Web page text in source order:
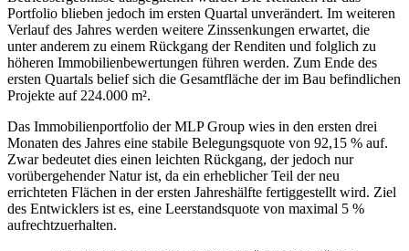
Portfolio blieben jedoch im ersten Quartal unverändert. Im weiteren
Verlauf des Jahres werden weitere Zinssenkungen erwartet, die
unter anderem zu einem Rückgang der Renditen und folglich zu
höheren Immobilienbewertungen führen werden. Zum Ende des
ersten Quartals belief sich die Gesamtfläche der im Bau befindlichen
Projekte auf 224.000 m².
Das Immobilienportfolio der MLP Group wies in den ersten drei
Monaten des Jahres eine stabile Belegungsquote von 92,15 % auf.
Zwar bedeutet dies einen leichten Rückgang, der jedoch nur
vorübergehender Natur ist, da ein erheblicher Teil der neu
errichteten Flächen in der ersten Jahreshälfte fertiggestellt wird. Ziel
des Entwicklers ist es, eine Leerstandsquote von maximal 5 %
aufrechtzuerhalten.